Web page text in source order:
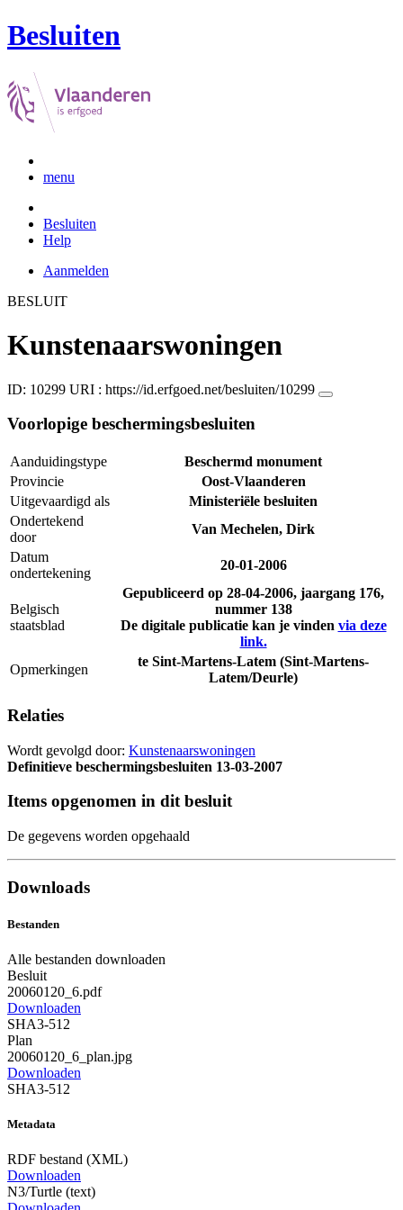
Besluiten
menu
Besluiten
Help
Aanmelden
BESLUIT
Kunstenaarswoningen
ID: 10299 URI : https://id.erfgoed.net/besluiten/10299
Voorlopige beschermingsbesluiten
Aanduidingstype
Beschermd monument
Provincie
Oost-Vlaanderen
Uitgevaardigd als
Ministeriële besluiten
Ondertekend
door
Van Mechelen, Dirk
Datum
ondertekening
20-01-2006
Belgisch
staatsblad
Gepubliceerd op 28-04-2006, jaargang 176,
nummer 138
De digitale publicatie kan je vinden via deze
link.
Opmerkingen
te Sint-Martens-Latem (Sint-Martens-
Latem/Deurle)
Relaties
Wordt gevolgd door: Kunstenaarswoningen
Definitieve beschermingsbesluiten 13-03-2007
Items opgenomen in dit besluit
De gegevens worden opgehaald
Downloads
Bestanden
Alle bestanden downloaden
Besluit
20060120_6.pdf
Downloaden
SHA3-512
Plan
20060120_6_plan.jpg
Downloaden
SHA3-512
Metadata
RDF bestand (XML)
Downloaden
N3/Turtle (text)